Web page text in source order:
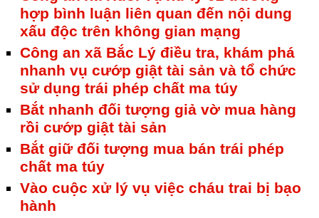
hợp bình luận liên quan đến nội dung
xấu độc trên không gian mạng
Công an xã Bắc Lý điều tra, khám phá
nhanh vụ cướp giật tài sản và tổ chức
sử dụng trái phép chất ma túy
Bắt nhanh đối tượng giả vờ mua hàng
rồi cướp giật tài sản
Bắt giữ đối tượng mua bán trái phép
chất ma túy
Vào cuộc xử lý vụ việc cháu trai bị bạo
hành